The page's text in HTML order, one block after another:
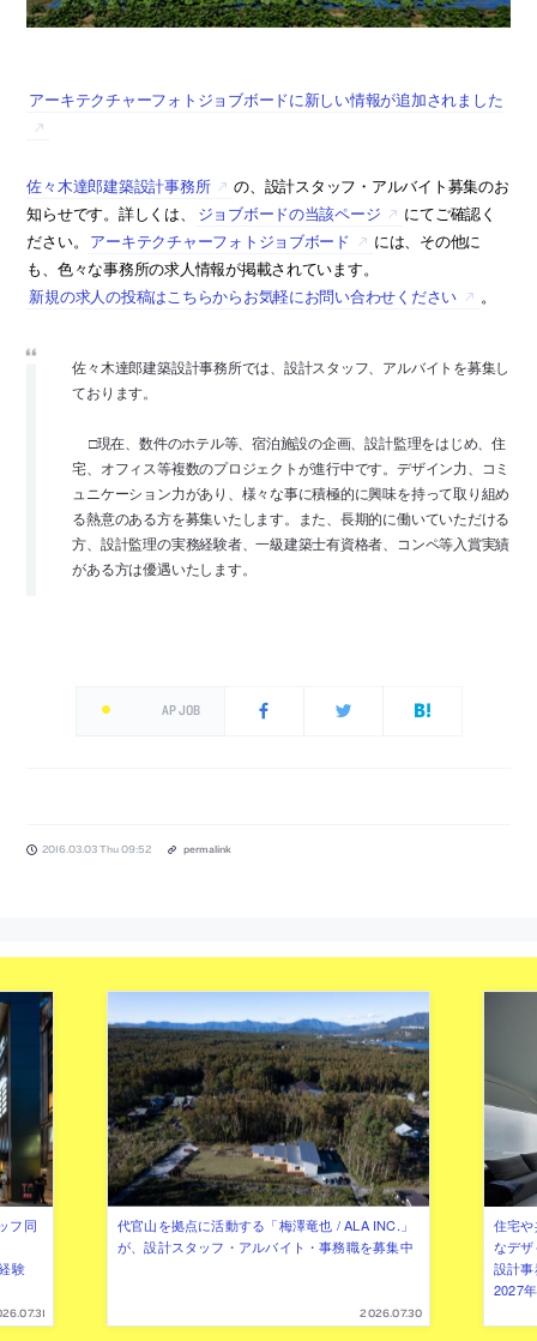
アーキテクチャーフォトジョブボードに新しい情報が追加されました
佐々木達郎建築設計事務所
の、設計スタッフ・アルバイト募集のお
知らせです。詳しくは、
ジョブボードの当該ページ
にてご確認く
ださい。 アーキテクチャーフォトジョブボード
には、その他に
も、色々な事務所の求人情報が掲載されています。
新規の求人の投稿はこちらからお気軽にお問い合わせください
。
佐々木達郎建築設計事務所では、設計スタッフ、アルバイトを募集し
ております。
□現在、数件のホテル等、宿泊施設の企画、設計監理をはじめ、住
宅、オフィス等複数のプロジェクトが進行中です。デザイン力、コミ
ュニケーション力があり、様々な事に積極的に興味を持って取り組め
る熱意のある方を募集いたします。また、長期的に働いていただける
方、設計監理の実務経験者、一級建築士有資格者、コンペ等入賞実績
がある方は優遇いたします。
AP JOB
2016.03.03 Thu 09:52 permalink
フ同
験
代官山を拠点に活動する「梅澤竜也 / ALA INC.」
が、設計スタッフ・アルバイト・事務職を募集中
2026.07.30
住宅
なデ
設計
2027